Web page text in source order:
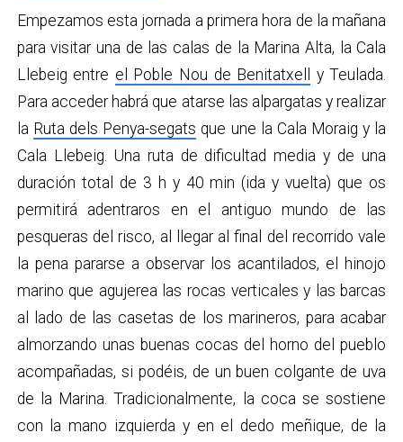
Empezamos esta jornada a primera hora de la mañana
para visitar una de las calas de la Marina Alta, la Cala
Llebeig entre el Poble Nou de Benitatxell
y Teulada.
Para acceder habrá que atarse las alpargatas y realizar
la Ruta dels Penya-segats que une la Cala Moraig y la
Cala Llebeig. Una ruta de dificultad media y de una
duración total de 3 h y 40 min (ida y vuelta) que os
permitirá adentraros en el antiguo mundo de las
pesqueras del risco, al llegar al final del recorrido vale
la pena pararse a observar los acantilados, el hinojo
marino que agujerea las rocas verticales y las barcas
al lado de las casetas de los marineros, para acabar
almorzando unas buenas cocas del horno del pueblo
acompañadas, si podéis, de un buen colgante de uva
de la Marina. Tradicionalmente, la coca se sostiene
con la mano izquierda y en el dedo meñique, de la